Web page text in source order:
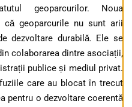
geoparcurilor. Noua
că geoparcurile nu sunt arii
dezvoltare durabilă. Ele se
colaborarea dintre asociații,
publice și mediul privat.
care au blocat în trecut
pentru o dezvoltare coerentă